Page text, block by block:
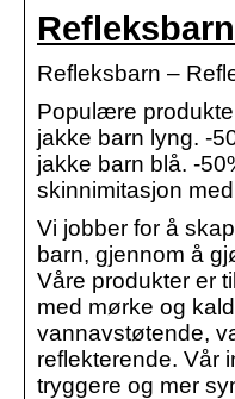
Refleksbarn –
Populære
jakke barn lyng. -
jakke barn blå. -
skinnimitasjon
Vi jobber for å
barn, gjennom å
Våre produkter er
med mørke og
vannavstøtende,
reflekterende. Vår
tryggere og mer